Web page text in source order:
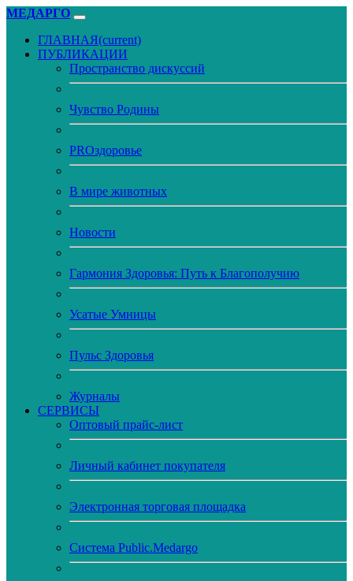
МЕДАРГО
ГЛАВНАЯ(current)
ПУБЛИКАЦИИ
Пространство дискуссий
Чувство Родины
PROздоровье
В мире животных
Новости
Гармония Здоровья: Путь к Благополучию
Усатые Умницы
Пульс Здоровья
Журналы
CЕРВИСЫ
Оптовый прайс-лист
Личный кабинет покупателя
Электронная торговая площадка
Система Public.Medargo